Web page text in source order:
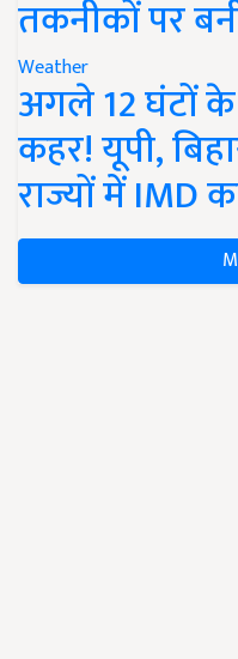
तकनीकों पर
Weather
अगले 12 घंटों के
कहर! यूपी,
राज्यों में IMD